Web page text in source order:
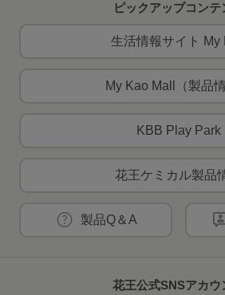
ピックアップコンテ
生活情報サイト My
My Kao Mall（製品情
KBB Play Park
花王ケミカル製品
製品Q＆A
花王公式SNSアカウ